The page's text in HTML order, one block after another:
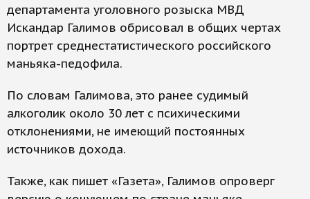
департамента уголовного розыска МВД
Искандар Галимов обрисовал в общих чертах
портрет среднестатистического российского
маньяка-педофила.
По словам Галимова, это ранее судимый
алкоголик около 30 лет с психическими
отклонениями, не имеющий постоянных
источников дохода.
Также, как пишет «Газета», Галимов опроверг